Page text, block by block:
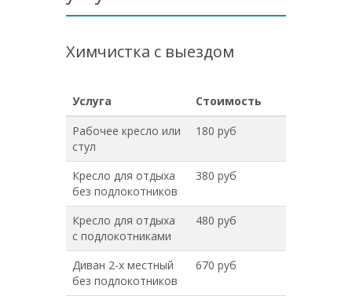
Химчистка с выездом
Услуга
Стоимость
Рабочее кресло или
стул
180 руб
Кресло для отдыха
без подлокотников
380 руб
Кресло для отдыха
с подлокотниками
480 руб
Диван 2-х местный
без подлокотников
670 руб